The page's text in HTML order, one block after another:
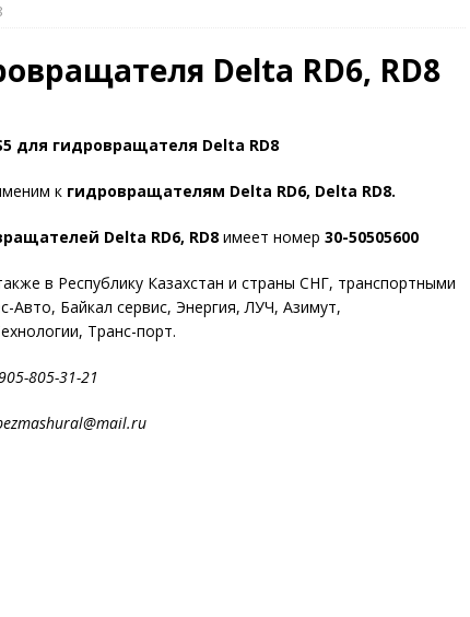
Delta RD6, RD8
для гидровращателя Delta RD8
к гидровращателям Delta RD6, Delta RD8.
Delta RD6, RD8 имеет номер 30-50505600
в Республику Казахстан и страны СНГ, транспортными
Байкал сервис, Энергия, ЛУЧ, Азимут,
Транс-порт.
805-31-21